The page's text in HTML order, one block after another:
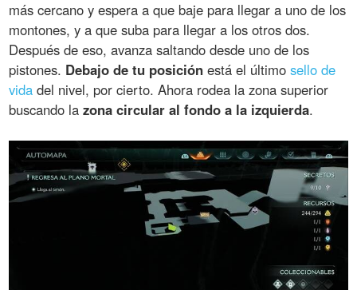
más cercano y espera a que baje para llegar a uno de los
montones, y a que suba para llegar a los otros dos.
Después de eso, avanza saltando desde uno de los
pistones. Debajo de tu posición está el últimosello de
vida del nivel, por cierto. Ahora rodea la zona superior
buscando lazona circular al fondo a la izquierda.